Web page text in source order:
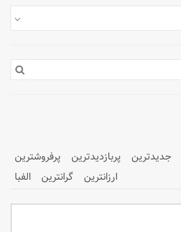
جدیدترین پربازدیدترین
پرفروشترین
ارزانترین
گرانترین الفبا